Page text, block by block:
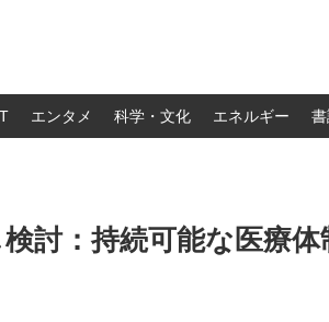
エンタメ 科学・文化 エネルギー
討：持続可能な医療